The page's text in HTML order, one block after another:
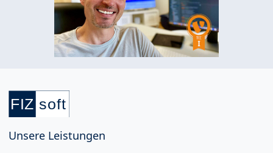
Unsere Leistungen